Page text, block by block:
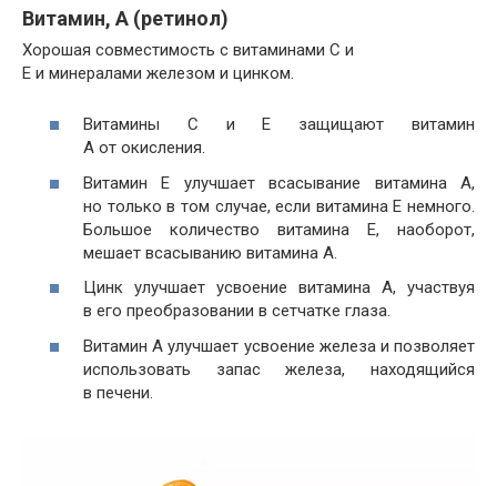
Витамин, А (ретинол)
Хорошая совместимость с витаминами C и
E и минералами железом и цинком.
Витамины С и Е защищают витамин
A от окисления.
Витамин E улучшает всасывание витамина A,
но только в том случае, если витамина E немного.
Большое количество витамина Е, наоборот,
мешает всасыванию витамина A.
Цинк улучшает усвоение витамина A, участвуя
в его преобразовании в сетчатке глаза.
Витамин A улучшает усвоение железа и позволяет
использовать запас железа, находящийся
в печени.